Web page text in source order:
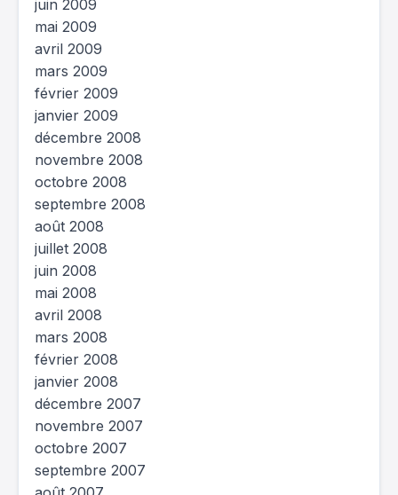
juin 2009
mai 2009
avril 2009
mars 2009
février 2009
janvier 2009
décembre 2008
novembre 2008
octobre 2008
septembre 2008
août 2008
juillet 2008
juin 2008
mai 2008
avril 2008
mars 2008
février 2008
janvier 2008
décembre 2007
novembre 2007
octobre 2007
septembre 2007